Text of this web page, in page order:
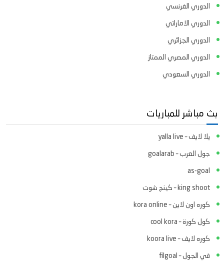
الدوري الفرنسي
الدوري الاماراتي
الدوري الجزائري
الدوري المصري الممتاز
الدوري السعودي
بث مباشر للمباريات
يلا لايف – yalla live
جول العرب – goalarab
as-goal
king shoot – كينج شوت
كوره اون لاين – kora online
كول كورة – cool kora
كوره لايف – koora live
في الجول – filgoal